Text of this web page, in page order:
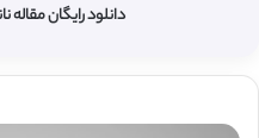
دانلود رایگان